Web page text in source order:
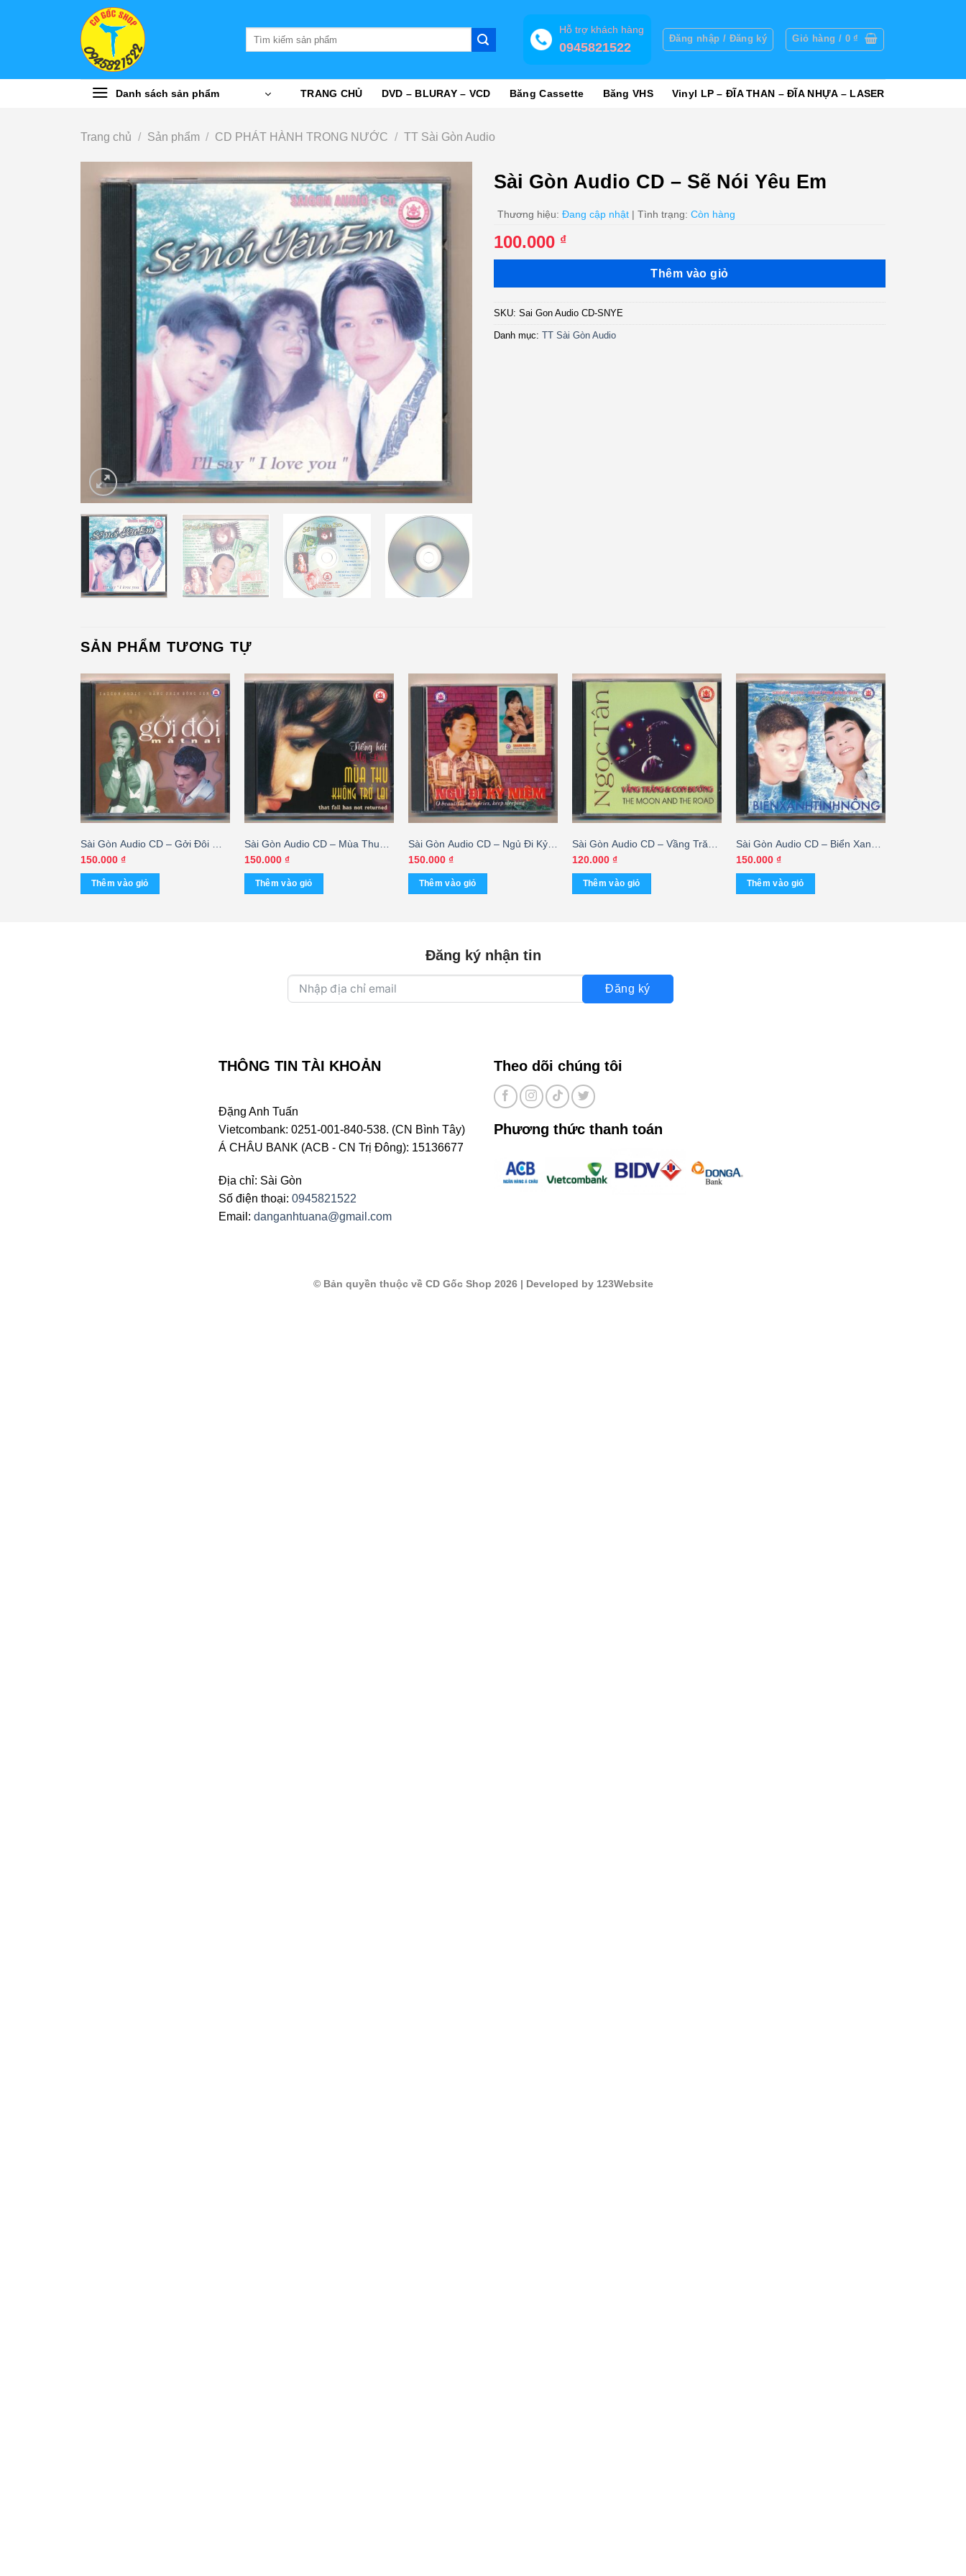
Hỗ trợ khách hàng
0945821522
Đăng nhập / Đăng ký Giỏ hàng / 0₫
Danh sách sản phẩm TRANG CHỦ DVD – BLURAY – VCD Băng Cassette Băng VHS Vinyl LP – ĐĨA THAN – ĐĨA NHỰA – LASER
Trang chủ / Sản phẩm / CD PHÁT HÀNH TRONG NƯỚC / TT Sài Gòn Audio
Sài Gòn Audio CD – Sẽ Nói Yêu Em
Thương hiệu: Đang cập nhật | Tình trạng: Còn hàng
100.000 ₫
Thêm vào giỏ
SKU: Sai Gon Audio CD-SNYE
Danh mục: TT Sài Gòn Audio
SẢN PHẨM TƯƠNG TỰ
Sài Gòn Audio CD – Gởi Đôi mắt
Nai – cái
150.000 ₫
Thêm vào giỏ
Sài Gòn Audio CD – Mùa Thu
Không Trở Lại – Mỹ Linh
150.000 ₫
Thêm vào giỏ
Sài Gòn Audio CD – Ngủ Đi Kỷ
Niệm – Album Nhạc Sĩ Hoàng
Trang (KGPCD)
150.000 ₫
Thêm vào giỏ
Sài Gòn Audio CD – Vầng Trăng
Và Con Đường – Ngọc Tân – cái
120.000 ₫
Thêm vào giỏ
Sài Gòn Audio CD – Biển Xanh
Tình Nồng (KGTC) – cái
150.000 ₫
Thêm vào giỏ
Đăng ký nhận tin
Đăng ký
THÔNG TIN TÀI KHOẢN
Đặng Anh Tuấn
Vietcombank: 0251-001-840-538. (CN Bình Tây)
Á CHÂU BANK (ACB - CN Trị Đông): 15136677
Địa chỉ: Sài Gòn
Số điện thoại: 0945821522
Email: danganhtuana@gmail.com
Theo dõi chúng tôi
Phương thức thanh toán
© Bản quyền thuộc về CD Gốc Shop 2026| Developed by 123Website